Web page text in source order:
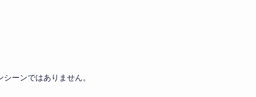
ーンではありません。